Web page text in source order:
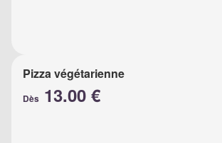
Pizza végétarienne
Dès 13.00 €